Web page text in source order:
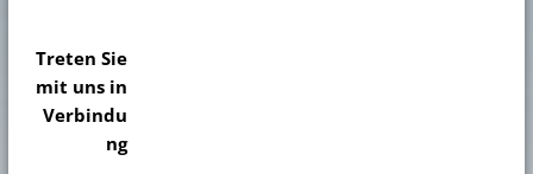
Treten Sie
mit uns in
Verbindu
ng